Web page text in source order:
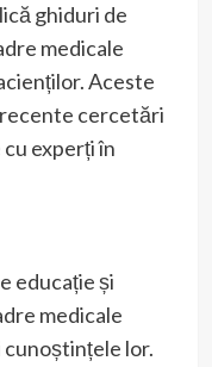
ghiduri de
medicale
Aceste
cercetări
experți în
educație și
medicale
lor.